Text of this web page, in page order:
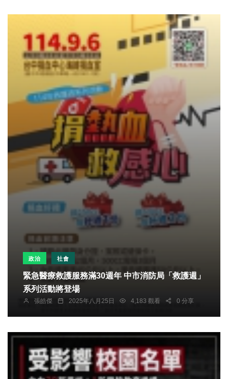
政治 社會
緊急醫療救護服務滿30週年 中市消防局「救護週」
系列活動將登場
張皓傑 2025年八月25日 4,183 觀看 0 分享